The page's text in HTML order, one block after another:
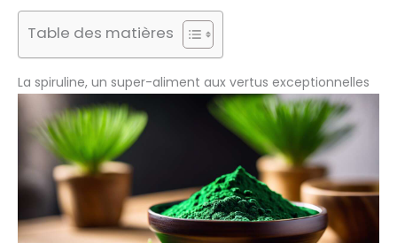
Table des matières
La spiruline, un super-aliment aux vertus exceptionnelles